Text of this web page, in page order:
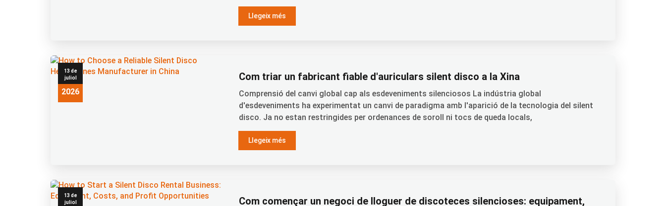
Llegeix més
Com triar un fabricant fiable d'auriculars silent disco a la Xina
13 de
juliol
2026
Comprensió del canvi global cap als esdeveniments silenciosos La indústria global
d'esdeveniments ha experimentat un canvi de paradigma amb l'aparició de la tecnologia del silent
disco. Ja no estan restringides per ordenances de soroll ni tocs de queda locals,
Llegeix més
Com començar un negoci de lloguer de discoteces silencioses: equipament,
13 de
juliol